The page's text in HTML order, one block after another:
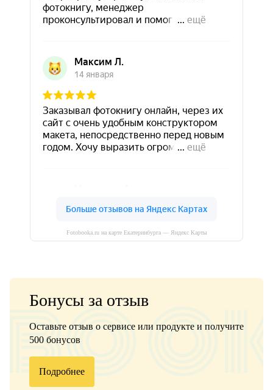
Fotobooka.ru на карте Екатеринбурга — Яндекс Карты
Бонусы за отзыв
Оставьте отзыв о сервисе или продукте и получите
500 бонусов
Подробнее